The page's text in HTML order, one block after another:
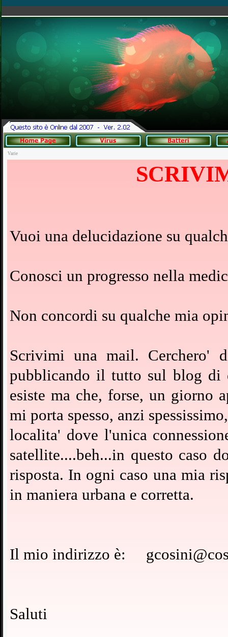
Varie
Vuoi una delucidazione su
Conosci un progresso nella
Non concordi su qualche mia
Scrivimi una mail. Cerchero'
pubblicando il tutto sul blog di
esiste ma che, forse, un giorno
mi porta spesso, anzi
localita' dove l'unica
satellite....beh...in questo caso
risposta. In ogni caso una mia
in maniera urbana e corretta.
Il mio indirizzo è:
Saluti